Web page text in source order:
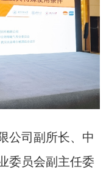
司副所长、中
委员会副主任委